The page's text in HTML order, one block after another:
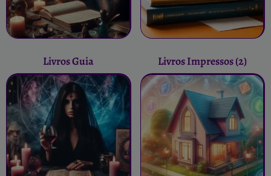
Livros Guia Livros Impressos(2)